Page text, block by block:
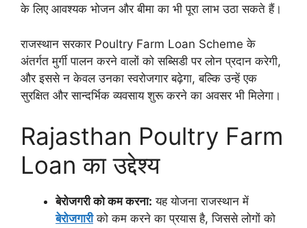
के लिए आवश्यक भोजन और बीमा का भी पूरा लाभ उठा सकते हैं।
राजस्थान सरकार Poultry Farm Loan Scheme के
अंतर्गत मुर्गी पालन करने वालों को सब्सिडी पर लोन प्रदान करेगी,
और इससे न केवल उनका स्वरोजगार बढ़ेगा, बल्कि उन्हें एक
सुरक्षित और सान्दर्भिक व्यवसाय शुरू करने का अवसर भी मिलेगा।
Rajasthan Poultry Farm
Loan का उद्देश्य
बेरोजगरी को कम करना: यह योजना राजस्थान में
बेरोजगारीको कम करने का प्रयास है, जिससे लोगों को